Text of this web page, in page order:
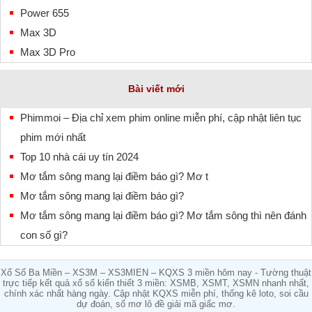
Power 655
Max 3D
Max 3D Pro
Bài viết mới
Phimmoi – Địa chỉ xem phim online miễn phí, cập nhật liên tục
phim mới nhất
Top 10 nhà cái uy tín 2024
Mơ tắm sông mang lại điềm báo gì? Mơ t
Mơ tắm sông mang lại điềm báo gì?
Mơ tắm sông mang lại điềm báo gì? Mơ tắm sông thì nên đánh
con số gì?
Xổ Số Ba Miền – XS3M – XS3MIEN – KQXS 3 miền hôm nay - Tường thuật
trực tiếp kết quả xổ số kiến thiết 3 miền: XSMB, XSMT, XSMN nhanh nhất,
chính xác nhất hàng ngày. Cập nhật KQXS miễn phí, thống kê loto, soi cầu
dự đoán, sổ mơ lô đề giải mã giấc mơ.